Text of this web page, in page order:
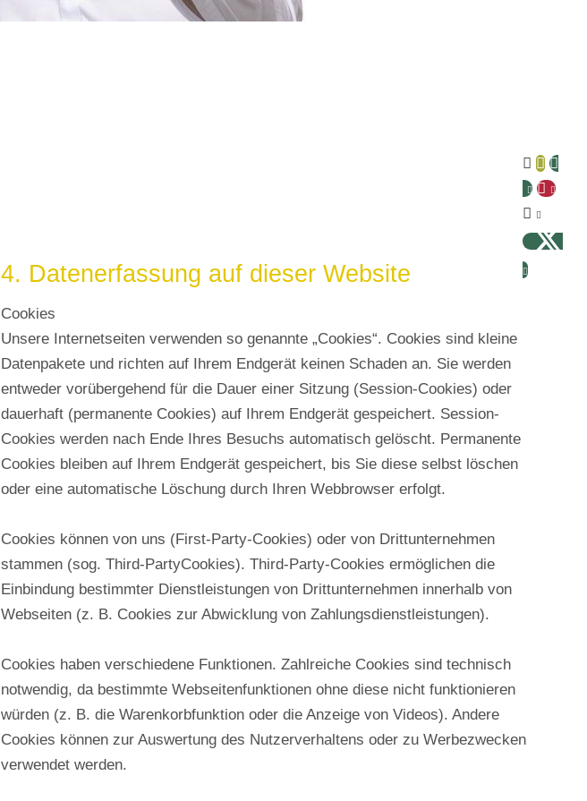
4. Datenerfassung auf dieser Website
Cookies
Unsere Internetseiten verwenden so genannte „Cookies“. Cookies sind kleine
Datenpakete und richten auf Ihrem Endgerät keinen Schaden an. Sie werden
entweder vorübergehend für die Dauer einer Sitzung (Session-Cookies) oder
dauerhaft (permanente Cookies) auf Ihrem Endgerät gespeichert. Session-
Cookies werden nach Ende Ihres Besuchs automatisch gelöscht. Permanente
Cookies bleiben auf Ihrem Endgerät gespeichert, bis Sie diese selbst löschen
oder eine automatische Löschung durch Ihren Webbrowser erfolgt.
Cookies können von uns (First-Party-Cookies) oder von Drittunternehmen
stammen (sog. Third-PartyCookies). Third-Party-Cookies ermöglichen die
Einbindung bestimmter Dienstleistungen von Drittunternehmen innerhalb von
Webseiten (z. B. Cookies zur Abwicklung von Zahlungsdienstleistungen).
Cookies haben verschiedene Funktionen. Zahlreiche Cookies sind technisch
notwendig, da bestimmte Webseitenfunktionen ohne diese nicht funktionieren
würden (z. B. die Warenkorbfunktion oder die Anzeige von Videos). Andere
Cookies können zur Auswertung des Nutzerverhaltens oder zu Werbezwecken
verwendet werden.
  

